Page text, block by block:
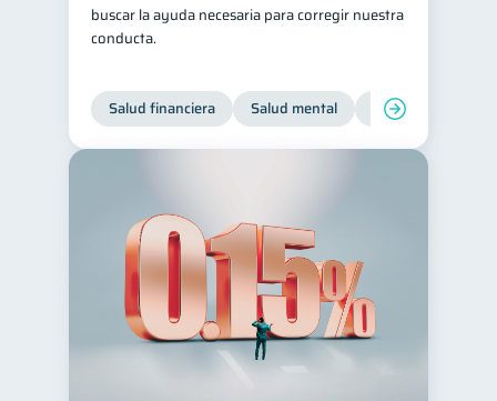
buscar la ayuda necesaria para corregir nuestra
conducta.
Salud financiera Salud mental Inclusión